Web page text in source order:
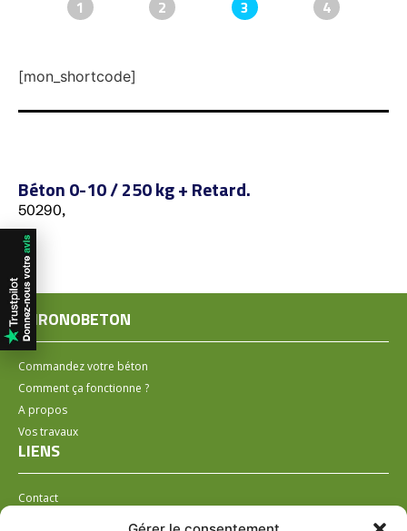
1 2 3 4
[mon_shortcode]
Béton 0-10 / 250 kg + Retard.
50290,
CHRONOBETON
Commandez votre béton
Comment ça fonctionne ?
A propos
Vos travaux
LIENS
Contact